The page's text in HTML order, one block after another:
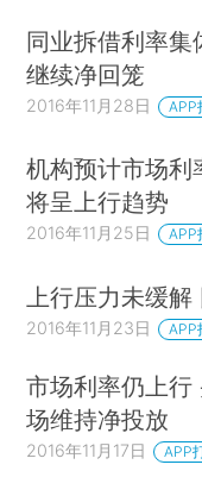
同业拆借利率集
继续净回笼
2016年11月28日 APP
机构预计市场利
将呈上行趋势
2016年11月25日 APP
上行压力未缓解
2016年11月23日 APP
市场利率仍上行
场维持净投放
2016年11月17日 APP